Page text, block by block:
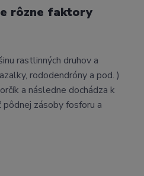
rôzne faktory
rastlinných druhov a
rododendróny a pod. )
a následne dochádza k
zásoby fosforu a